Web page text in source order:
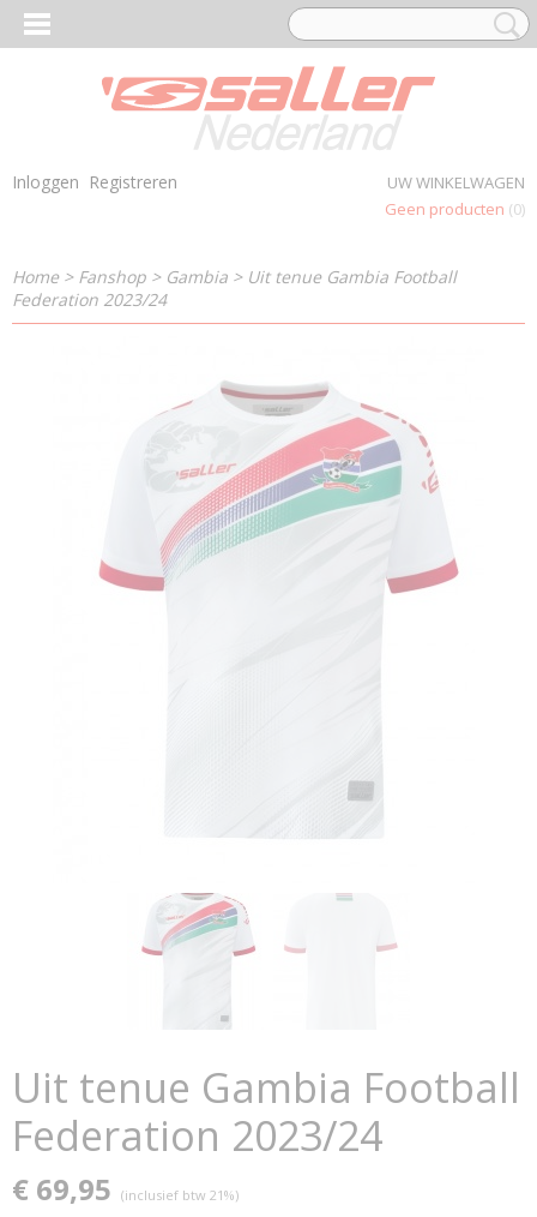
Inloggen Registreren
UW WINKELWAGEN
Geen producten (0)
Home> Fanshop > Gambia > Uit tenue Gambia Football
Federation 2023/24
Uit tenue Gambia Football
Federation 2023/24
€ 69,95 (inclusief btw 21%)